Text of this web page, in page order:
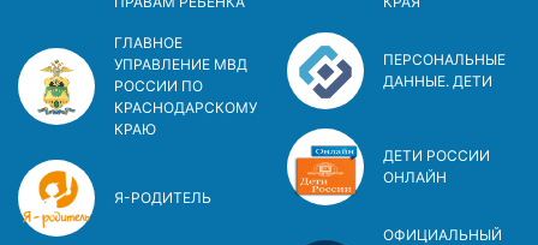
ГЛАВНОЕ
УПРАВЛЕНИЕ МВД
РОССИИ ПО
КРАСНОДАРСКОМУ
КРАЮ
Я-РОДИТЕЛЬ
ПЕРСОНАЛЬНЫЕ
ДАННЫЕ. ДЕТИ
ДЕТИ РОССИИ
ОНЛАЙН
ОФИЦИАЛЬНЫЙ